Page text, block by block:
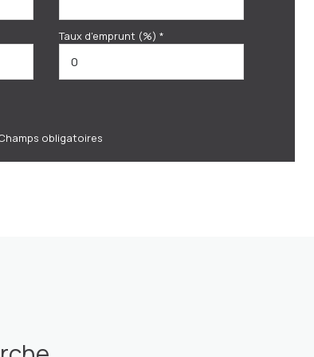
Taux d'emprunt (%) *
obligatoires